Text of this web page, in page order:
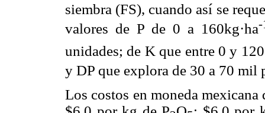
siembra (FS), cuando así se
valores de P de 0 a 160kg·ha-
unidades; de K que entre 0 y
y DP que explora de 30 a 70 mil
Los costos en moneda